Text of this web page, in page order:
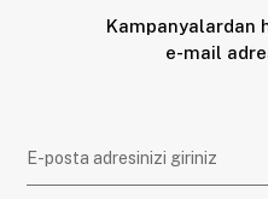
Kampanyalardan
e-mail